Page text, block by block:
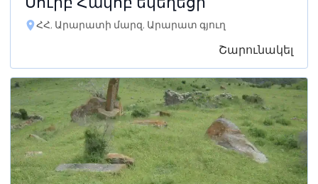
Սուրբ Հակոբ եկեղեցի
ՀՀ, Արարատի մարզ, Արարատ գյուղ
Շարունակել